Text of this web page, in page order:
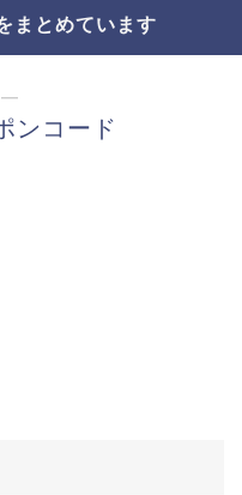
まとめています
―
ンコード